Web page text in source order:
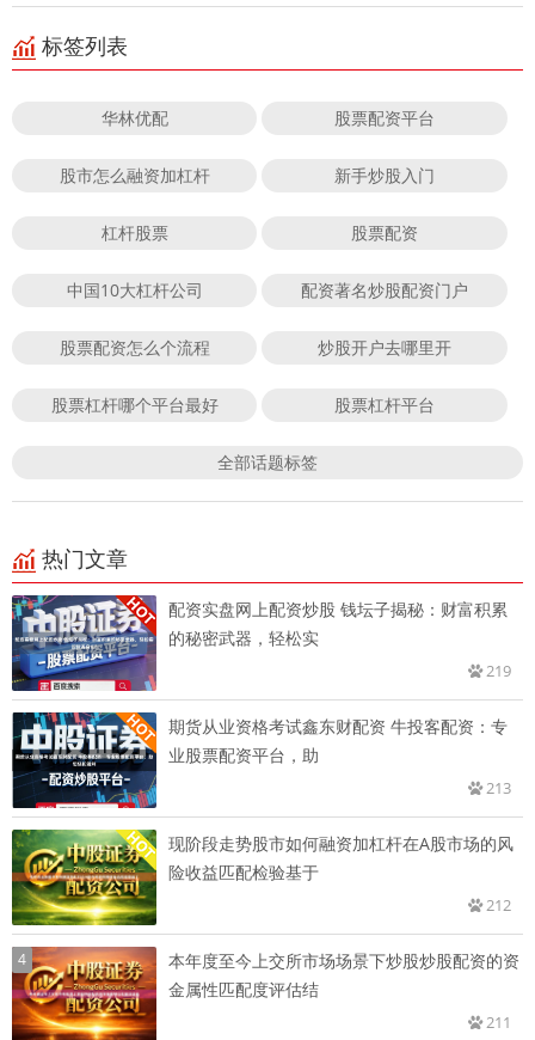
标签列表
华林优配 股票配资平台
股市怎么融资加杠杆 新手炒股入门
杠杆股票 股票配资
中国10大杠杆公司 配资著名炒股配资门户
股票配资怎么个流程 炒股开户去哪里开
股票杠杆哪个平台最好 股票杠杆平台
全部话题标签
热门文章
配资实盘网上配资炒股 钱坛子揭秘：财富积累
的秘密武器，轻松实
219
期货从业资格考试鑫东财配资 牛投客配资：专
业股票配资平台，助
213
现阶段走势股市如何融资加杠杆在A股市场的风
险收益匹配检验基于
212
4
本年度至今上交所市场场景下炒股炒股配资的资
金属性匹配度评估结
211